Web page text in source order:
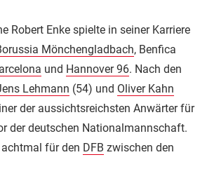
Robert Enke spielte in seiner Karriere
Mönchengladbach, Benfica
und Hannover 96. Nach den
Lehmann (54) und Oliver Kahn
der aussichtsreichsten Anwärter für
der deutschen Nationalmannschaft.
für den DFB zwischen den